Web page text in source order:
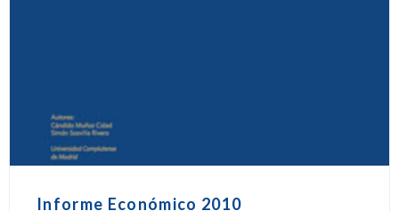
Informe Económico 2010